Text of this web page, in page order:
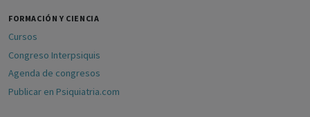
FORMACIÓN Y CIENCIA
Cursos
Congreso Interpsiquis
Agenda de congresos
Publicar en Psiquiatria.com